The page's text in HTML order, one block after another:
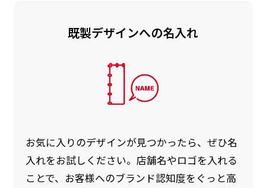
既製デザインへの名入れ
お気に入りのデザインが見つかったら、ぜひ名
入れをお試しください。店舗名やロゴを入れる
ことで、お客様へのブランド認知度をぐっと高
お急ぎ［ +330円 ］
お急ぎは翌営業日発送（基本12時締め切り)枚数
によって対応できない場合、ギリギリでも対応
できる場合もあります。防炎加工、トロピカル